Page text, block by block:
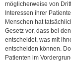
möglicherweise von
Interessen ihrer
Menschen hat
Gesetz vor, dass bei
entscheidet, was mit
entscheiden können.
Patienten im